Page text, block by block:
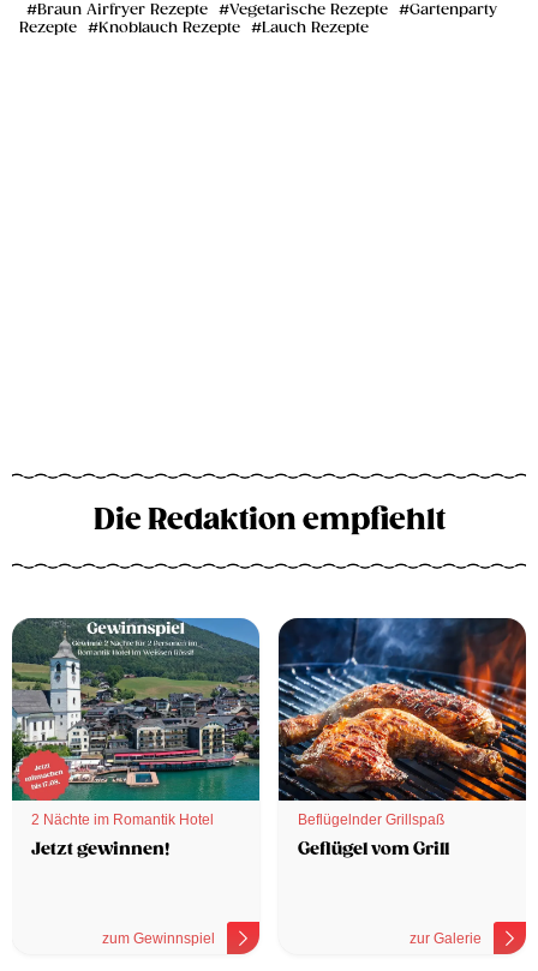
Braun Airfryer Rezepte Vegetarische Rezepte
Gartenparty
Rezepte
Knoblauch Rezepte Lauch Rezepte
Die Redaktion empfiehlt
2 Nächte im Romantik Hotel
Jetzt gewinnen!
zum Gewinnspiel
Beflügelnder Grillspaß
Geflügel vom Grill
zur Galerie